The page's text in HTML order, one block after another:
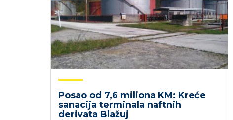
Posao od 7,6 miliona KM: Kreće
sanacija terminala naftnih
derivata Blažuj